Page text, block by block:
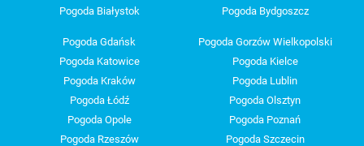
Pogoda Białystok Pogoda Bydgoszcz
Pogoda Gdańsk
Pogoda Gorzów Wielkopolski
Pogoda Katowice
Pogoda Kielce
Pogoda Kraków
Pogoda Lublin
Pogoda Łódź
Pogoda Olsztyn
Pogoda Opole
Pogoda Poznań
Pogoda Rzeszów
Pogoda Szczecin